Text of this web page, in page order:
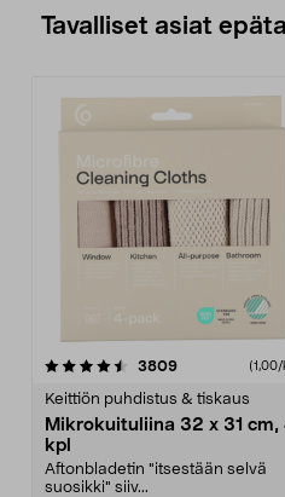
Tavalliset asiat
3809arvostelut (1,00/
Keittiön puhdistus & tiskaus
Mikrokuituliina 32 x 31 cm,
kpl
Aftonbladetin "itsestään selvä
suosikki" siiv...
4.5viidestä